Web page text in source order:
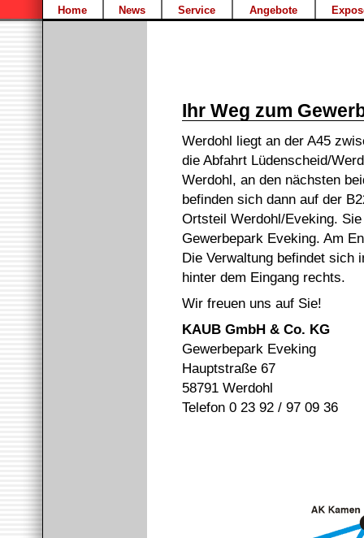
Home News Service Angebote
Ihr Weg zum
Werdohl liegt an der A45
die Abfahrt Lüdenscheid/
Werdohl, an den nächsten
befinden sich dann auf der
Ortsteil Werdohl/Eveking.
Gewerbepark Eveking. Am
Die Verwaltung befindet sich
hinter dem Eingang rechts.
Wir freuen uns auf Sie!
KAUB GmbH & Co. KG
Gewerbepark Eveking
Hauptstraße 67
58791 Werdohl
Telefon 0 23 92 / 97 09 36